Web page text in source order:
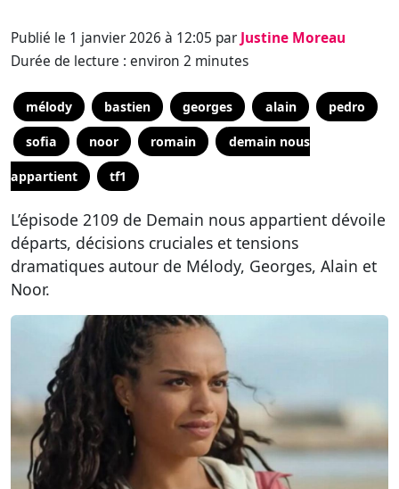
Publié le 1 janvier 2026 à 12:05 par Justine Moreau
Durée de lecture : environ 2 minutes
mélody bastien georges alain pedro
sofia noor romain demain nous
appartient tf1
L’épisode 2109 de Demain nous appartient dévoile
départs, décisions cruciales et tensions
dramatiques autour de Mélody, Georges, Alain et
Noor.